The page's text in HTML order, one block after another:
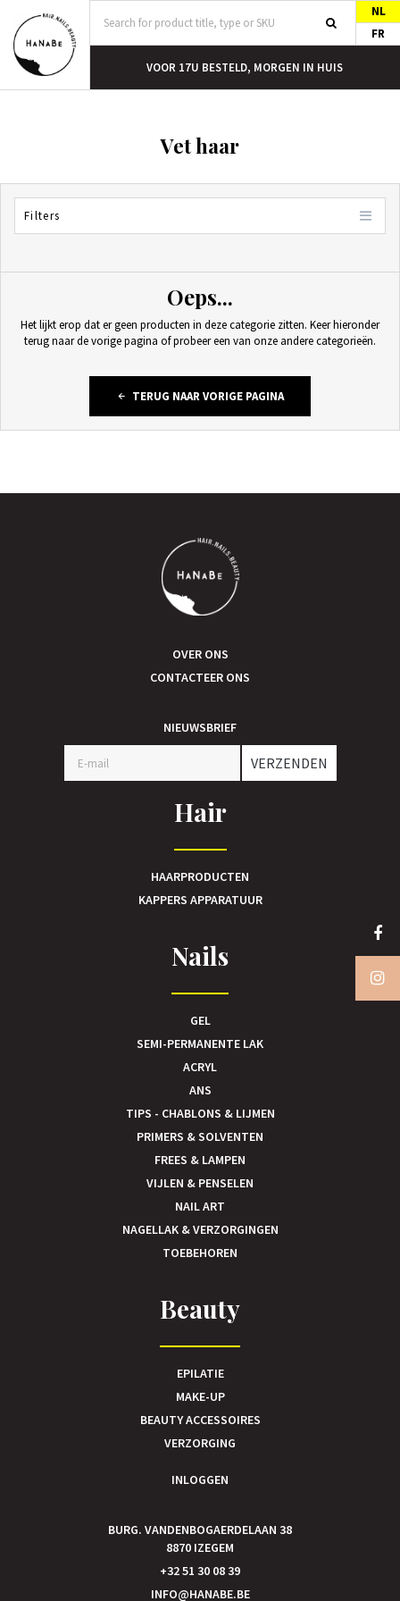
NL
FR
VOOR 17U BESTELD, MORGEN IN HUIS
Vet haar
Filters
Oeps...
Het lijkt erop dat er geen producten in deze categorie zitten. Keer hieronder
terug naar de vorige pagina of probeer een van onze andere categorieën.
TERUG NAAR VORIGE PAGINA
OVER ONS
CONTACTEER ONS
NIEUWSBRIEF
VERZENDEN
Hair
HAARPRODUCTEN
KAPPERS APPARATUUR
Nails
GEL
SEMI-PERMANENTE LAK
ACRYL
ANS
TIPS - CHABLONS & LIJMEN
PRIMERS & SOLVENTEN
FREES & LAMPEN
VIJLEN & PENSELEN
NAIL ART
NAGELLAK & VERZORGINGEN
TOEBEHOREN
Beauty
EPILATIE
MAKE-UP
BEAUTY ACCESSOIRES
VERZORGING
INLOGGEN
BURG. VANDENBOGAERDELAAN 38
8870 IZEGEM
+32 51 30 08 39
INFO@HANABE.BE